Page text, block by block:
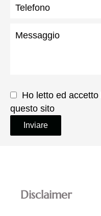
Ho letto ed accetto
questo sito
Inviare
Disclaimer